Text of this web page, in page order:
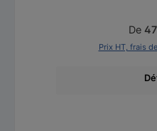
Prix
De
Prix HT, frais